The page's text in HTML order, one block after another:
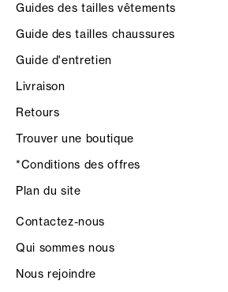
Guides des tailles vêtements
Guide des tailles chaussures
Guide d'entretien
Livraison
Retours
Trouver une boutique
*Conditions des offres
Plan du site
Contactez-nous
Qui sommes nous
Nous rejoindre